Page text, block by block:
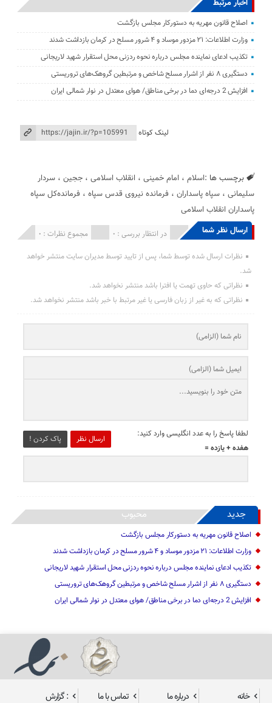
اخبار مرتبط
اصلاح قانون مهریه به دستورکار مجلس بازگشت
وزارت اطلاعات: ۲۱ مزدور موساد و ۴ شرور مسلح در کرمان بازداشت شدند
تکذیب ادعای نماینده مجلس درباره نحوه ردزنی محل استقرار شهید لاریجانی
دستگیری ۸ نفر از اشرار مسلح شاخص و مرتبطین گروهک‌های تروریستی
افزایش 2 درجه‌ای دما در برخی مناطق/ هوای معتدل در نوار شمالی ایران
لینک کوتاه
برچسب ها :اسلام ، امام خمینی ، انقلاب اسلامی ،ججین ،سردار
سلیمانی ،سپاه پاسداران ، فرمانده نیروی قدس سپاه ، فرمانده‌کل سپاه
پاسداران انقلاب اسلامی
ارسال نظر شما مجموع نظرات : 0 در انتظار بررسی : 0 انتشار یافته : 0
نظرات ارسال شده توسط شما، پس از تایید توسط مدیران سایت منتشر خواهد
شد.
نظراتی که حاوی تهمت یا افترا باشد منتشر نخواهد شد.
نظراتی که به غیر از زبان فارسی یا غیر مرتبط با خبر باشد منتشر نخواهد شد.
ارسال نظر پاک کردن !
لطفا پاسخ را به عدد انگلیسی وارد کنید:
هفده + یازده =
جدید محبوب
اصلاح قانون مهریه به دستورکار مجلس بازگشت
وزارت اطلاعات: ۲۱ مزدور موساد و ۴ شرور مسلح در کرمان بازداشت شدند
تکذیب ادعای نماینده مجلس درباره نحوه ردزنی محل استقرار شهید لاریجانی
دستگیری ۸ نفر از اشرار مسلح شاخص و مرتبطین گروهک‌های تروریستی
افزایش 2 درجه‌ای دما در برخی مناطق/ هوای معتدل در نوار شمالی ایران
خانه درباره ما تماس با ما : گزارش